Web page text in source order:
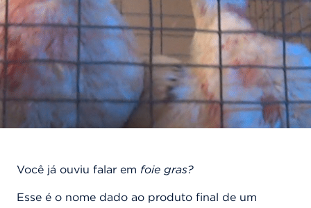
Você já ouviu falar em foie gras?
Esse é o nome dado ao produto final de um